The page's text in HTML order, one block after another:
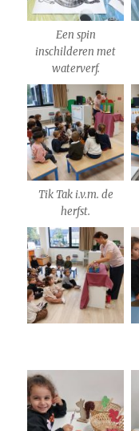
Een spin
inschilderen met
waterverf.
Tik Tak i.v.m. de
herfst.